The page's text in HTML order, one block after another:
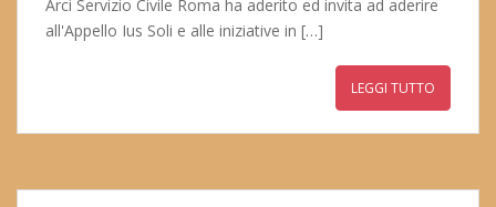
Arci Servizio Civile Roma ha aderito ed invita ad aderire
all'Appello Ius Soli e alle iniziative in […]
LEGGI TUTTO